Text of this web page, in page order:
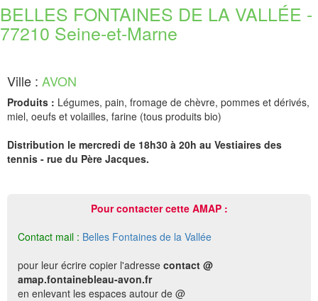
BELLES FONTAINES DE LA VALLÉE -
77210 Seine-et-Marne
Ville : AVON
Produits : Légumes, pain, fromage de chèvre, pommes et dérivés,
miel, oeufs et volailles, farine (tous produits bio)
Distribution le mercredi de 18h30 à 20h au Vestiaires des
tennis - rue du Père Jacques.
Pour contacter cette AMAP :
Contact mail : Belles Fontaines de la Vallée
pour leur écrire copier l'adresse contact @
amap.fontainebleau-avon.fr
en enlevant les espaces autour de @